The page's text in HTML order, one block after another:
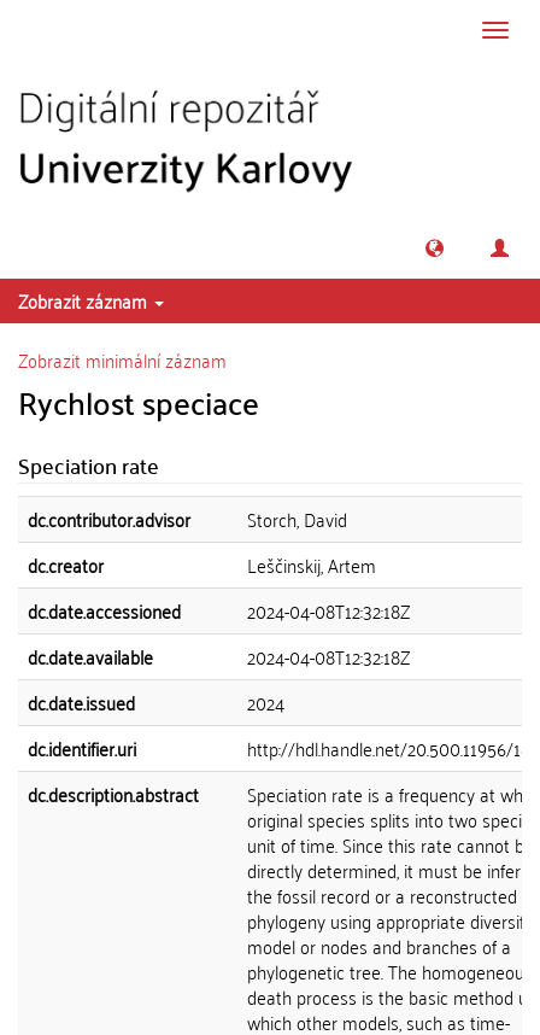
Zobrazit záznam
Zobrazit minimální záznam
Rychlost speciace
Speciation rate
dc.contributor.advisor
Storch, David
dc.creator
Leščinskij, Artem
dc.date.accessioned
2024-04-08T12:32:18Z
dc.date.available
2024-04-08T12:32:18Z
dc.date.issued
2024
dc.identifier.uri
http://hdl.handle.net/20.500.11956/
dc.description.abstract
Speciation rate is a frequency at
original species splits into two
unit of time. Since this rate cannot be
directly determined, it must be
the fossil record or a reconstructed
phylogeny using appropriate
model or nodes and branches of a
phylogenetic tree. The homogeneous
death process is the basic method
which other models, such as time-